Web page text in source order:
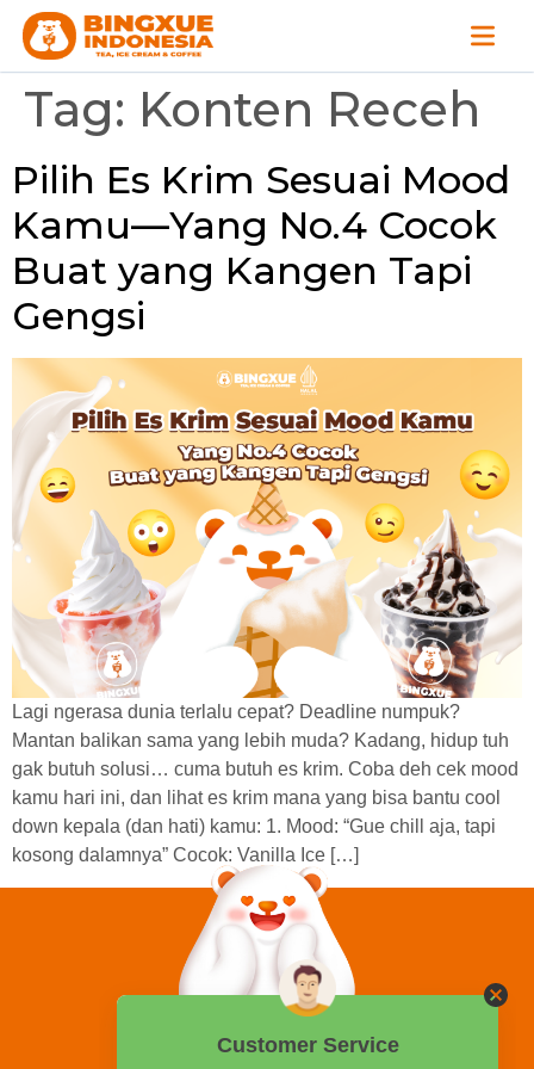
Tag: Konten Receh
Pilih Es Krim Sesuai Mood
Kamu—Yang No.4 Cocok
Buat yang Kangen Tapi
Gengsi
Lagi ngerasa dunia terlalu cepat? Deadline numpuk?
Mantan balikan sama yang lebih muda? Kadang, hidup tuh
gak butuh solusi… cuma butuh es krim. Coba deh cek mood
kamu hari ini, dan lihat es krim mana yang bisa bantu cool
down kepala (dan hati) kamu: 1. Mood: “Gue chill aja, tapi
kosong dalamnya” Cocok: Vanilla Ice […]
0858 2015 9999